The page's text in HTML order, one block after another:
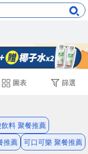
圖表 篩選
料 聚餐推薦
推薦 可口可樂 聚餐推薦